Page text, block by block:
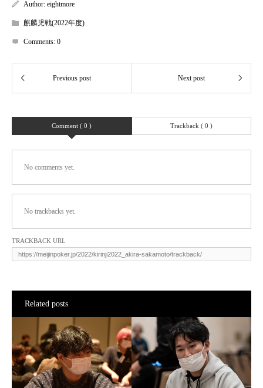
Author: eightmore
麒麟児戦(2022年度)
Comments: 0
Comment ( 0 ) Trackback ( 0 )
No comments yet.
No trackbacks yet.
TRACKBACK URL
Related posts